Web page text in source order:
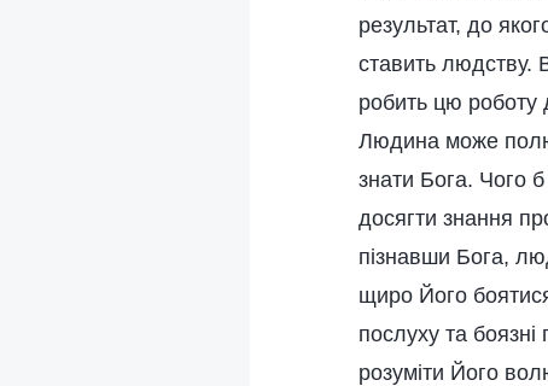
результат, до
ставить людству.
робить цю роботу
Людина може
знати Бога. Чого
досягти знання
пізнавши Бога,
щиро Його
послуху та
розуміти Його